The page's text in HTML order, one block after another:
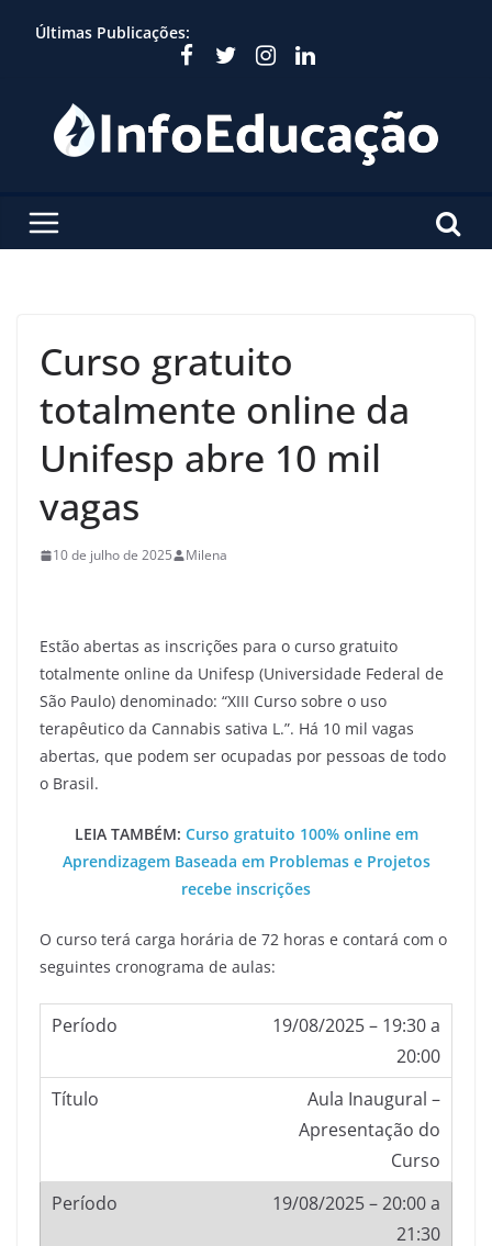
Últimas Publicações:
Curso gratuito
totalmente online da
Unifesp abre 10 mil
vagas
10 de julho de 2025 Milena
Estão abertas as inscrições para o curso gratuito
totalmente online da Unifesp (Universidade Federal de
São Paulo) denominado: “XIII Curso sobre o uso
terapêutico da Cannabis sativa L.”. Há 10 mil vagas
abertas, que podem ser ocupadas por pessoas de todo
o Brasil.
LEIA TAMBÉM: Curso gratuito 100% online em
Aprendizagem Baseada em Problemas e Projetos
recebe inscrições
O curso terá carga horária de 72 horas e contará com o
seguintes cronograma de aulas:
19/08/2025 – 19:30 a
20:00
Aula Inaugural –
Apresentação do
Curso
19/08/2025 – 20:00 a
21:30